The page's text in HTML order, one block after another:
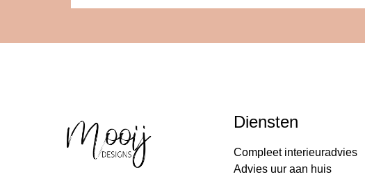
Diensten
Compleet interieuradvies
Advies uur aan huis